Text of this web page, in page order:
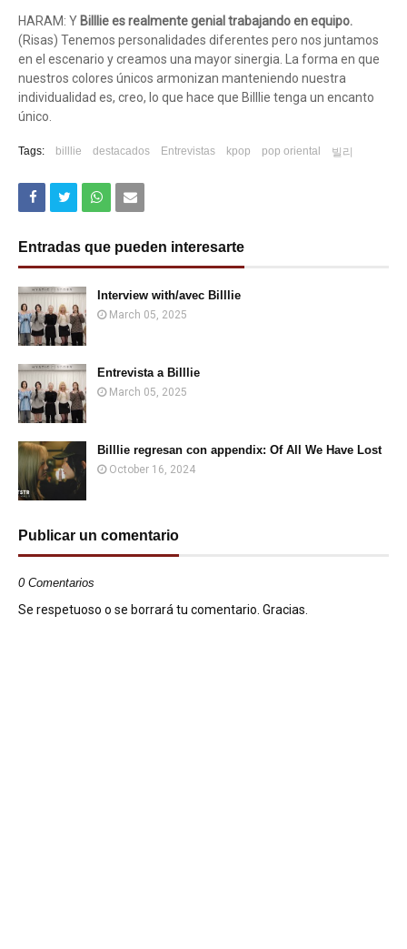
HARAM: Y Billlie es realmente genial trabajando en equipo.
(Risas) Tenemos personalidades diferentes pero nos juntamos
en el escenario y creamos una mayor sinergia. La forma en que
nuestros colores únicos armonizan manteniendo nuestra
individualidad es, creo, lo que hace que Billlie tenga un encanto
único.
Tags: billlie destacados Entrevistas kpop pop oriental 빌리
Entradas que pueden interesarte
Interview with/avec Billlie
March 05, 2025
Entrevista a Billlie
March 05, 2025
Billlie regresan con appendix: Of All We Have Lost
October 16, 2024
Publicar un comentario
0 Comentarios
Se respetuoso o se borrará tu comentario. Gracias.